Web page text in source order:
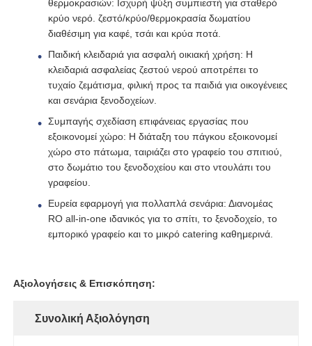
Δοχείο πίεσης FRP
Δεξαμενή άλμης μαλακτικού νερού
Ρητίνη ανταλλαγής
Βαλβίδα ελέγχου φίλτρου
Ηλεκτρομαγνητική βαλβίδα
θερμοκρασιών: Ισχυρή ψύξη συμπιεστή για σταθερό
κρύο νερό. ζεστό/κρύο/θερμοκρασία δωματίου
διαθέσιμη για καφέ, τσάι και κρύα ποτά.
Παιδική κλειδαριά για ασφαλή οικιακή χρήση: Η
κλειδαριά ασφαλείας ζεστού νερού αποτρέπει το
τυχαίο ζεμάτισμα, φιλική προς τα παιδιά για οικογένειες
και σενάρια ξενοδοχείων.
Συμπαγής σχεδίαση επιφάνειας εργασίας που
εξοικονομεί χώρο: Η διάταξη του πάγκου εξοικονομεί
χώρο στο πάτωμα, ταιριάζει στο γραφείο του σπιτιού,
στο δωμάτιο του ξενοδοχείου και στο ντουλάπι του
γραφείου.
Ευρεία εφαρμογή για πολλαπλά σενάρια: Διανομέας
RO all-in-one ιδανικός για το σπίτι, το ξενοδοχείο, το
εμπορικό γραφείο και το μικρό catering καθημερινά.
Αξιολογήσεις & Επισκόπηση:
Συνολική Αξιολόγηση